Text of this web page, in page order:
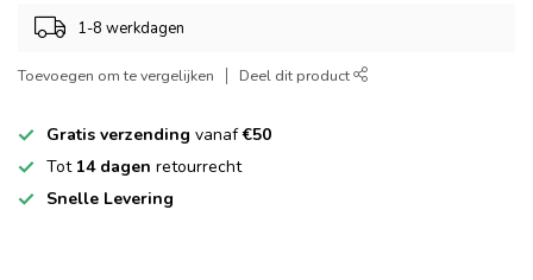
1-8 werkdagen
Toevoegen om te vergelijken Deel dit product
Gratis verzending vanaf€50
Tot 14 dagen retourrecht
Snelle Levering